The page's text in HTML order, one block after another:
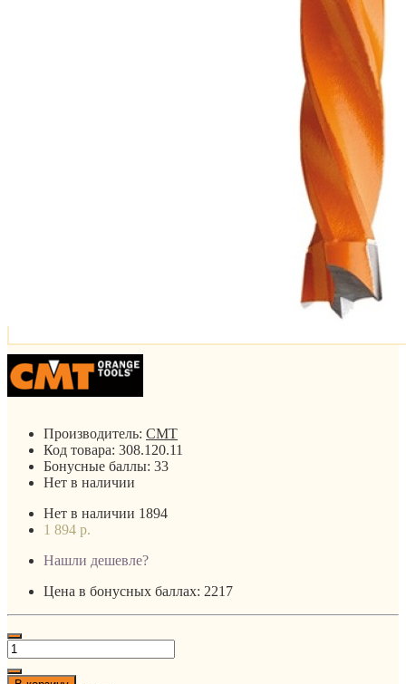
Производитель: CMT
Код товара: 308.120.11
Бонусные баллы: 33
Нет в наличии
Нет в наличии 1894
1 894 р.
Нашли дешевле?
Цена в бонусных баллах: 2217